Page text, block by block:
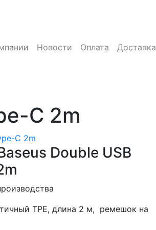
Новости Оплата Доставка
C 2m
C 2m
Double USB
TPE, длина 2 м, ремешок на